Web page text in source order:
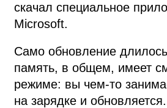
скачал специальное
Microsoft.
Само обновление
память, в общем, имеет
режиме: вы чем-то
на зарядке и